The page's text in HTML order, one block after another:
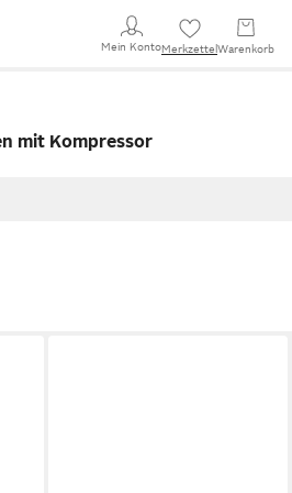
Mein KontoMerkzettel Warenkorb
mit Kompressor